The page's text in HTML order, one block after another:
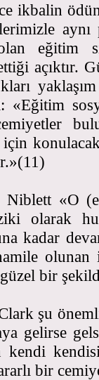
ikbalin
eğitim
açıktır.
«Eğitim
«O
olarak
kadar
bir
şu
gelirse
kendi
bir